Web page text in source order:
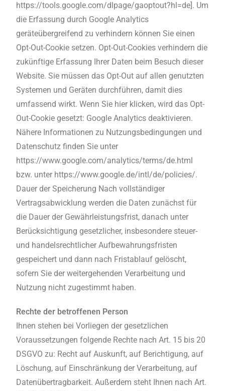
https://tools.google.com/dlpage/gaoptout?hl=de]. Um
die Erfassung durch Google Analytics
geräteübergreifend zu verhindern können Sie einen
Opt-Out-Cookie setzen. Opt-Out-Cookies verhindern die
zukünftige Erfassung Ihrer Daten beim Besuch dieser
Website. Sie müssen das Opt-Out auf allen genutzten
Systemen und Geräten durchführen, damit dies
umfassend wirkt. Wenn Sie hier klicken, wird das Opt-
Out-Cookie gesetzt: Google Analytics deaktivieren.
Nähere Informationen zu Nutzungsbedingungen und
Datenschutz finden Sie unter
https://www.google.com/analytics/terms/de.html
bzw. unter https://www.google.de/intl/de/policies/.
Dauer der Speicherung Nach vollständiger
Vertragsabwicklung werden die Daten zunächst für
die Dauer der Gewährleistungsfrist, danach unter
Berücksichtigung gesetzlicher, insbesondere steuer-
und handelsrechtlicher Aufbewahrungsfristen
gespeichert und dann nach Fristablauf gelöscht,
sofern Sie der weitergehenden Verarbeitung und
Nutzung nicht zugestimmt haben.
Rechte der betroffenen Person
Ihnen stehen bei Vorliegen der gesetzlichen
Voraussetzungen folgende Rechte nach Art. 15 bis 20
DSGVO zu: Recht auf Auskunft, auf Berichtigung, auf
Löschung, auf Einschränkung der Verarbeitung, auf
Datenübertragbarkeit. Außerdem steht Ihnen nach Art.